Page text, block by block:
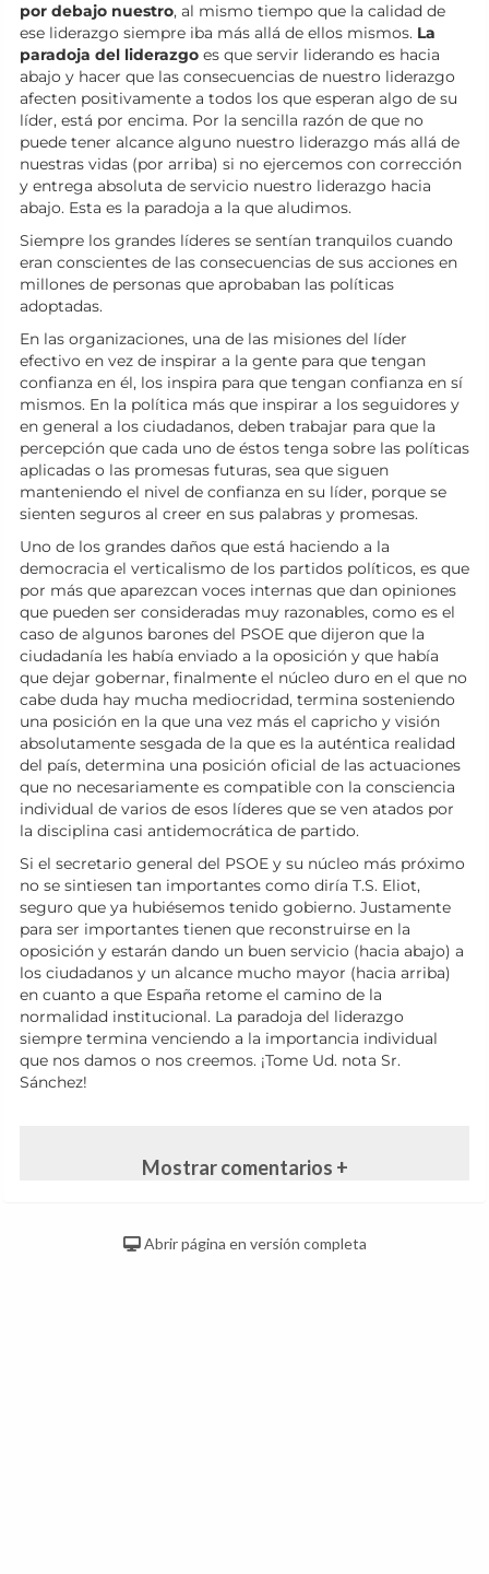
por debajo nuestro, al mismo tiempo que la calidad de
ese liderazgo siempre iba más allá de ellos mismos. La
paradoja del liderazgo es que servir liderando es hacia
abajo y hacer que las consecuencias de nuestro liderazgo
afecten positivamente a todos los que esperan algo de su
líder, está por encima. Por la sencilla razón de que no
puede tener alcance alguno nuestro liderazgo más allá de
nuestras vidas (por arriba) si no ejercemos con corrección
y entrega absoluta de servicio nuestro liderazgo hacia
abajo. Esta es la paradoja a la que aludimos.
Siempre los grandes líderes se sentían tranquilos cuando
eran conscientes de las consecuencias de sus acciones en
millones de personas que aprobaban las políticas
adoptadas.
En las organizaciones, una de las misiones del líder
efectivo en vez de inspirar a la gente para que tengan
confianza en él, los inspira para que tengan confianza en sí
mismos. En la política más que inspirar a los seguidores y
en general a los ciudadanos, deben trabajar para que la
percepción que cada uno de éstos tenga sobre las políticas
aplicadas o las promesas futuras, sea que siguen
manteniendo el nivel de confianza en su líder, porque se
sienten seguros al creer en sus palabras y promesas.
Uno de los grandes daños que está haciendo a la
democracia el verticalismo de los partidos políticos, es que
por más que aparezcan voces internas que dan opiniones
que pueden ser consideradas muy razonables, como es el
caso de algunos barones del PSOE que dijeron que la
ciudadanía les había enviado a la oposición y que había
que dejar gobernar, finalmente el núcleo duro en el que no
cabe duda hay mucha mediocridad, termina sosteniendo
una posición en la que una vez más el capricho y visión
absolutamente sesgada de la que es la auténtica realidad
del país, determina una posición oficial de las actuaciones
que no necesariamente es compatible con la consciencia
individual de varios de esos líderes que se ven atados por
la disciplina casi antidemocrática de partido.
Si el secretario general del PSOE y su núcleo más próximo
no se sintiesen tan importantes como diría T.S. Eliot,
seguro que ya hubiésemos tenido gobierno. Justamente
para ser importantes tienen que reconstruirse en la
oposición y estarán dando un buen servicio (hacia abajo) a
los ciudadanos y un alcance mucho mayor (hacia arriba)
en cuanto a que España retome el camino de la
normalidad institucional. La paradoja del liderazgo
siempre termina venciendo a la importancia individual
que nos damos o nos creemos. ¡Tome Ud. nota Sr.
Sánchez!
Mostrar comentarios +
Abrir página en versión completa